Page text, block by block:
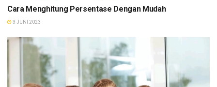
Cara Menghitung Persentase Dengan Mudah
3 JUNI 2023